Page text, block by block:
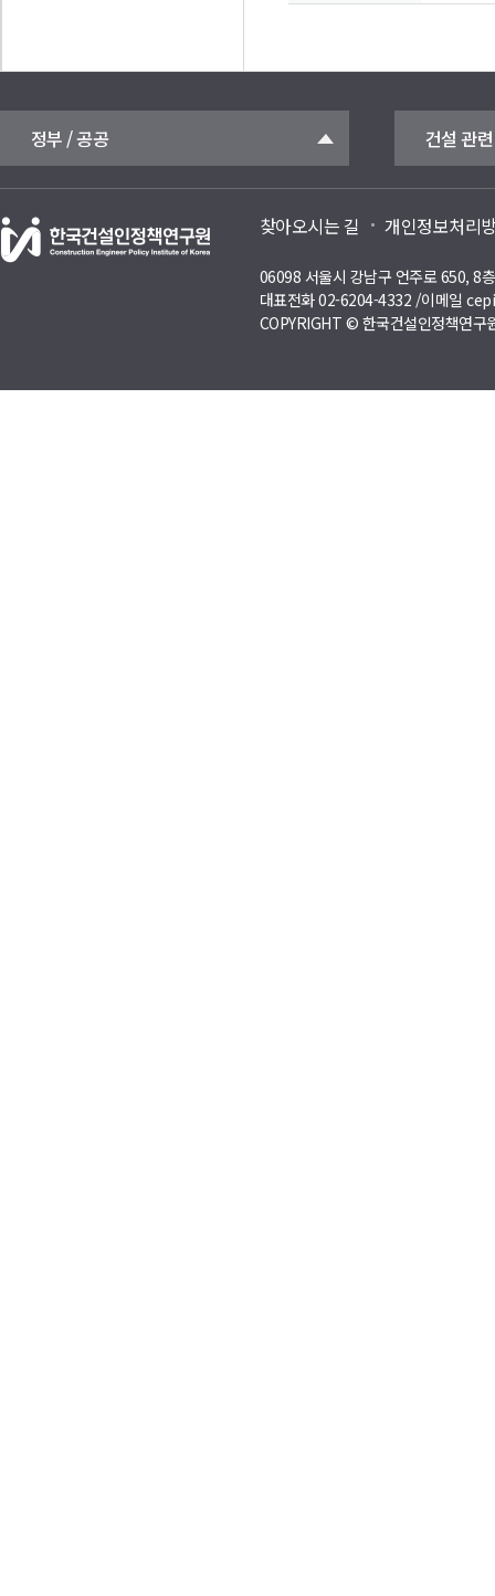
정부 / 공공 건설 관
찾아오시는 길 개인정보처리
06098 서울시 강남구 언주로 650, 8
대표전화 02-6204-4332 /이메일
COPYRIGHT © 한국건설인정책연구